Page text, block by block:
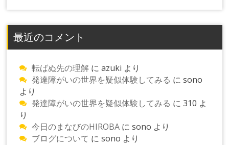
最近のコメント
転ばぬ先の理解 にazuki より
発達障がいの世界を疑似体験してみる にsono
より
発達障がいの世界を疑似体験してみる に310 よ
り
今日のまなびのHIROBA にsono より
ブログについて にsono より